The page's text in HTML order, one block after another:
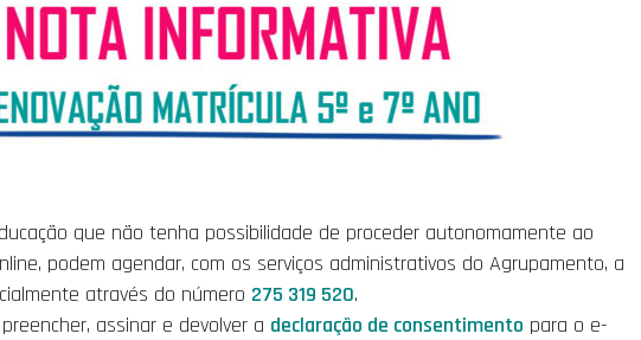
que não tenha possibilidade de proceder autonomamente ao
podem agendar, com os serviços administrativos do Agrupamento, a
através do número 275 319 520.
assinar e devolver a declaração de consentimento para o e-